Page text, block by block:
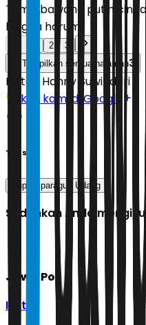
Tumis bawang putih
hingga harum.
2
3
Tampilkan semua halaman3
Editor: Hanny Suwindari
Ikuti kami di Google
Tags
Sup Asparagus Udang
Sudahkah Anda
Jawa Pos
Ikuti